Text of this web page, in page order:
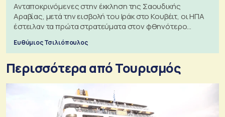
Ανταποκρινόμενες στην έκκληση της Σαουδικής
Αραβίας, μετά την εισβολή του Ιράκ στο Κουβέιτ, οι ΗΠΑ
έστειλαν τα πρώτα στρατεύματα στον φθηνότερο
Ευθύμιος Τσιλιόπουλος
Περισσότερα από Τουρισμός